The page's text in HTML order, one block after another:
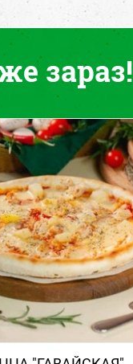
зараз!